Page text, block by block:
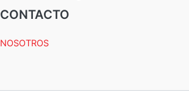
CONTACTO
NOSOTROS